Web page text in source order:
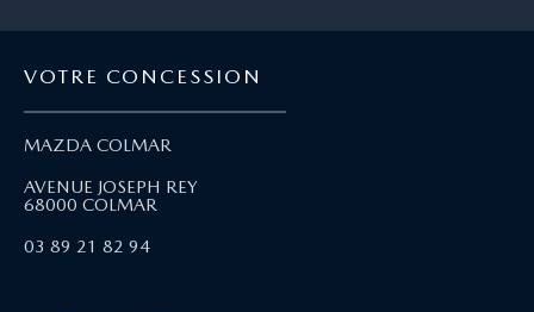
VOTRE CONCESSION
MAZDA COLMAR
AVENUE JOSEPH REY
68000 COLMAR
03 89 21 82 94